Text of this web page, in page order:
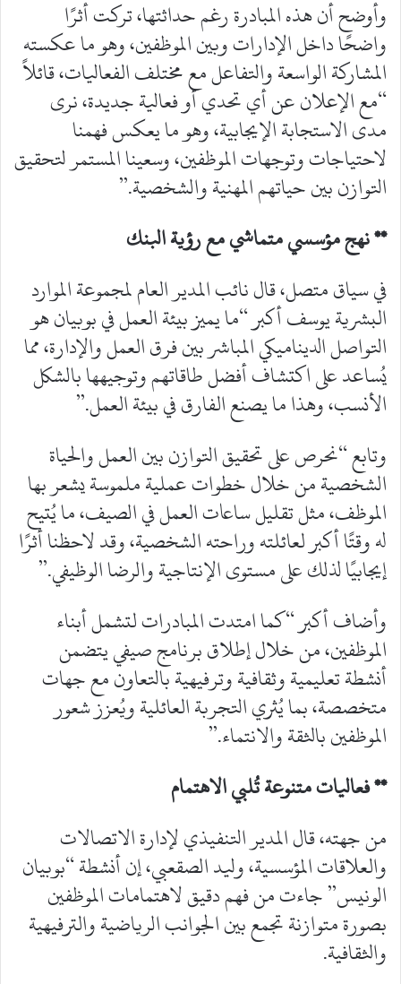
وأوضح أن هذه المبادرة رغم حداثتها، تركت أثرًا
واضحًا داخل الإدارات وبين الموظفين، وهو ما عكسته
المشاركة الواسعة والتفاعل مع مختلف الفعاليات، قائلاً
“مع الإعلان عن أي تحدي أو فعالية جديدة، نرى
مدى الاستجابة الإيجابية، وهو ما يعكس فهمنا
لاحتياجات وتوجهات الموظفين، وسعينا المستمر لتحقيق
التوازن بين حياتهم المهنية والشخصية.”
** نهج مؤسسي متماشي مع رؤية البنك
في سياق متصل، قال نائب المدير العام لمجموعة الموارد
البشرية يوسف أكبر “ما يميز بيئة العمل في بوبيان هو
التواصل الديناميكي المباشر بين فرق العمل والإدارة، مما
يُساعد على اكتشاف أفضل طاقاتهم وتوجيهها بالشكل
الأنسب، وهذا ما يصنع الفارق في بيئة العمل.”
وتابع “نحرص على تحقيق التوازن بين العمل والحياة
الشخصية من خلال خطوات عملية ملموسة يشعر بها
الموظف، مثل تقليل ساعات العمل في الصيف، ما يُتيح
له وقتًا أكبر لعائلته وراحته الشخصية، وقد لاحظنا أثرًا
إيجابيًا لذلك على مستوى الإنتاجية والرضا الوظيفي.”
وأضاف أكبر “كما امتدت المبادرات لتشمل أبناء
الموظفين، من خلال إطلاق برنامج صيفي يتضمن
أنشطة تعليمية وثقافية وترفيهية بالتعاون مع جهات
متخصصة، بما يُثري التجربة العائلية ويُعزز شعور
الموظفين بالثقة والانتماء.”
** فعاليات متنوعة تُلبي الاهتمام
من جهته، قال المدير التنفيذي لإدارة الاتصالات
والعلاقات المؤسسية، وليد الصقعبي، إن أنشطة “بوبيان
الونيس” جاءت من فهم دقيق لاهتمامات الموظفين
بصورة متوازنة تجمع بين الجوانب الرياضية والترفيهية
والثقافية.